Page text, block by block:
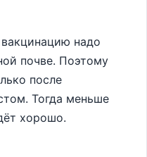
надо
почве. Поэтому
после
Тогда меньше
хорошо.